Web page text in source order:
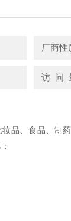
厂商性
访 问
品、食品、制